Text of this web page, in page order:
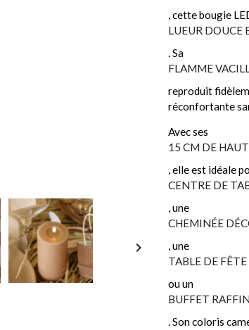

, cette bougie
LUEUR DOUCE
. Sa
FLAMME
reproduit
réconfortante
Avec ses
15 CM DE
, elle est idéale
CENTRE DE
, une
CHEMINÉE
, une
TABLE DE FÊTE
ou un
BUFFET
. Son coloris